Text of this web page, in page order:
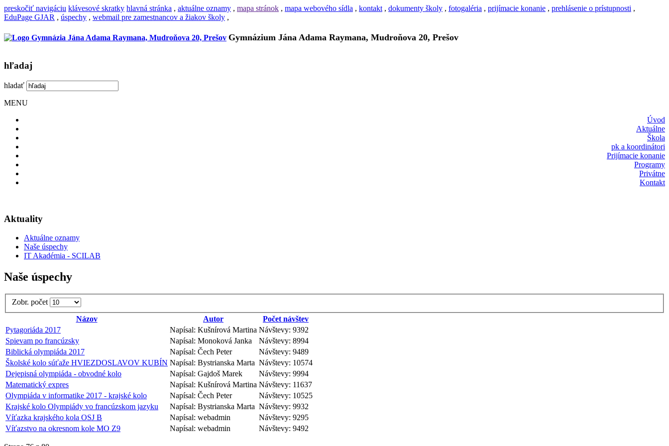
preskočiť navigáciu klávesové skratky hlavná stránka , aktuálne oznamy , mapa stránok , mapa webového sídla , kontakt , dokumenty školy , fotogaléria , prijímacie konanie , prehlásenie o prístupnosti ,
EduPage GJAR , úspechy , webmail pre zamestnancov a žiakov školy ,
Gymnázium Jána Adama Raymana, Mudroňova 20, Prešov
hľadaj
hladať
MENU
Úvod
Aktuálne
Škola
pk a koordinátori
Prijímacie konanie
Programy
Privátne
Kontakt
Aktuality
Aktuálne oznamy
Naše úspechy
IT Akadémia - SCILAB
Naše úspechy
Zobr. počet
Názov
Autor
Počet návštev
Pytagoriáda 2017
Napísal: Kušnírová Martina Návštevy: 9392
Spievam po francúzsky
Napísal: Monoková Janka
Návštevy: 8994
Biblická olympiáda 2017
Napísal: Čech Peter
Návštevy: 9489
Školské kolo súťaže HVIEZDOSLAVOV KUBÍN Napísal: Bystrianska Marta Návštevy: 10574
Dejepisná olympiáda - obvodné kolo
Napísal: Gajdoš Marek
Návštevy: 9994
Matematický expres
Napísal: Kušnírová Martina Návštevy: 11637
Olympiáda v informatike 2017 - krajské kolo
Napísal: Čech Peter
Návštevy: 10525
Krajské kolo Olympiády vo francúzskom jazyku
Napísal: Bystrianska Marta Návštevy: 9932
Víťazka krajského kola OSJ B
Napísal: webadmin
Návštevy: 9295
Víťazstvo na okresnom kole MO Z9
Napísal: webadmin Návštevy: 9492